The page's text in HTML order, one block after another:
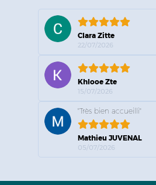
Clara Zitte
22/07/2026
Khlooe Zte
15/07/2026
"Très bien accueilli"
Mathieu JUVENAL
05/07/2026